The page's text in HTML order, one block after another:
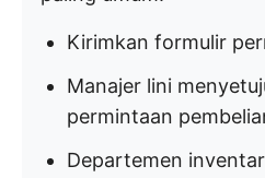
Kirimkan formulir
Manajer lini
permintaan
Departemen